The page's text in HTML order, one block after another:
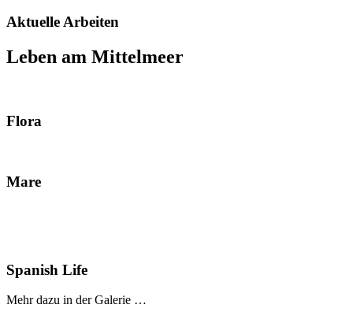
Aktuelle Arbeiten
Leben am Mittelmeer
Flora
Mare
Spanish Life
Mehr dazu in der Galerie …